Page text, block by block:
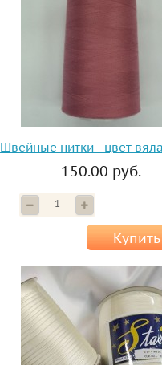
Швейные нитки - цвет
150.00 руб.
Купить